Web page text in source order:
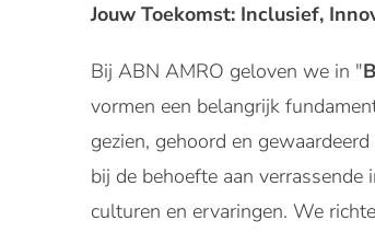
Jouw Toekomst: Inclusief,
Bij ABN AMRO geloven we in "
vormen een belangrijk
gezien, gehoord en
bij de behoefte aan
culturen en ervaringen. We